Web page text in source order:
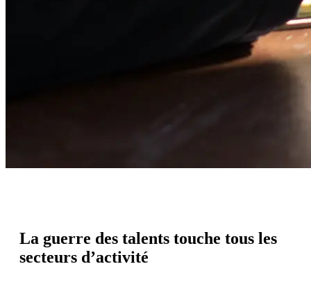
La guerre des talents touche tous les
secteurs d’activité